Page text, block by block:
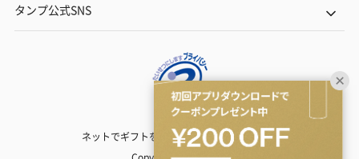
タンプ公式SNS
ネットでギフトを贈るなら | TANP（タンプ）